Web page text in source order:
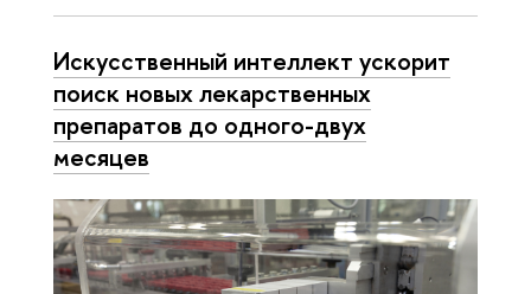
Искусственный интеллект ускорит
поиск новых лекарственных
препаратов до одного-двух
месяцев